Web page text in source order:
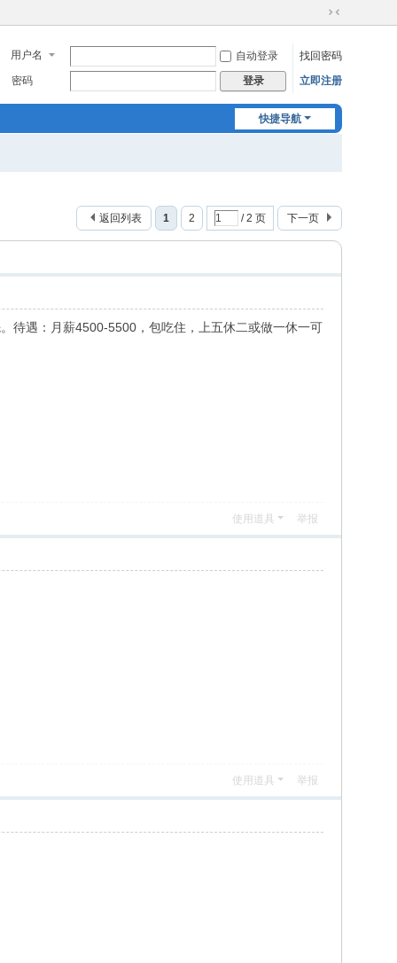
切
到
窄
用户名 自动登录
找回密码
密码
登录 立即注册
快捷导航
1 2 / 2 页 下一页
返回列表
待遇：月薪4500-5500，包吃住，上五休二或做一休一可
使用道具 举报
使用道具 举报